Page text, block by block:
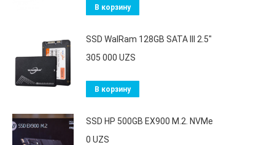
В корзину
SSD WalRam 128GB SATA III 2.5"
305 000 UZS
В корзину
SSD HP 500GB EX900 M.2. NVMe
0 UZS